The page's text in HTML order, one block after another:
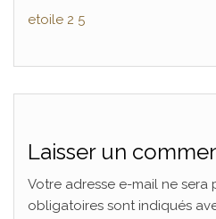
etoile 2 5
Laisser un
Votre adresse e-mail ne sera
obligatoires sont indiqués